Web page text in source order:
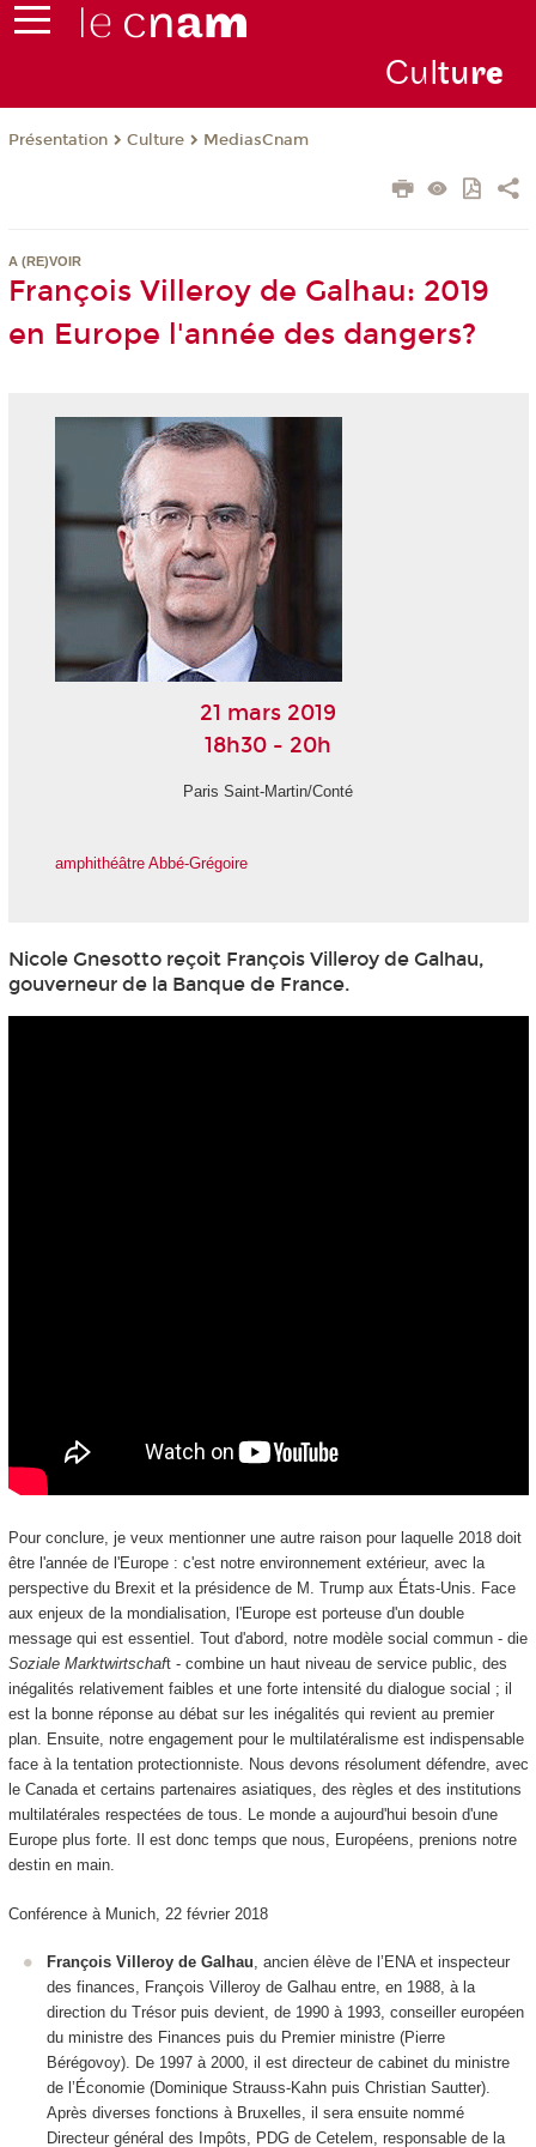
Culture
Présentation Culture MediasCnam
A (RE)VOIR
François Villeroy de Galhau: 2019
en Europe l'année des dangers?
21 mars 2019
18h30 - 20h
Paris Saint-Martin/Conté
amphithéâtre Abbé-Grégoire
Nicole Gnesotto reçoit François Villeroy de Galhau,
gouverneur de la Banque de France.
Pour conclure, je veux mentionner une autre raison pour laquelle 2018 doit
être l'année de l'Europe : c'est notre environnement extérieur, avec la
perspective du Brexit et la présidence de M. Trump aux États-Unis. Face
aux enjeux de la mondialisation, l'Europe est porteuse d'un double
message qui est essentiel. Tout d'abord, notre modèle social commun - die
Soziale Marktwirtschaft - combine un haut niveau de service public, des
inégalités relativement faibles et une forte intensité du dialogue social ; il
est la bonne réponse au débat sur les inégalités qui revient au premier
plan. Ensuite, notre engagement pour le multilatéralisme est indispensable
face à la tentation protectionniste. Nous devons résolument défendre, avec
le Canada et certains partenaires asiatiques, des règles et des institutions
multilatérales respectées de tous. Le monde a aujourd'hui besoin d'une
Europe plus forte. Il est donc temps que nous, Européens, prenions notre
destin en main.
Conférence à Munich, 22 février 2018
François Villeroy de Galhau, ancien élève de l’ENA et inspecteur
des finances, François Villeroy de Galhau entre, en 1988, à la
direction du Trésor puis devient, de 1990 à 1993, conseiller européen
du ministre des Finances puis du Premier ministre (Pierre
Bérégovoy). De 1997 à 2000, il est directeur de cabinet du ministre
de l’Économie (Dominique Strauss-Kahn puis Christian Sautter).
Après diverses fonctions à Bruxelles, il sera ensuite nommé
Directeur général des Impôts, PDG de Cetelem, responsable de la